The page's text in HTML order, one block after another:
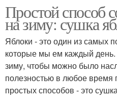
Простой способ
на зиму: сушка
Яблоки - это один из самых
которые мы ем каждый день.
зиму, чтобы можно было
полезностью в любое время
простых способов - это